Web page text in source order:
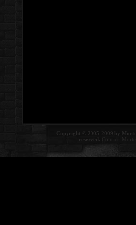
Copyright © 2005-2009 by
reserved. Contact: